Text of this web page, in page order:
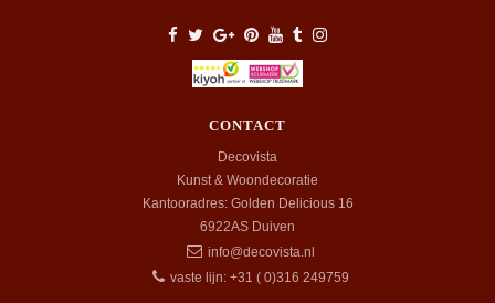
CONTACT
Decovista
Kunst & Woondecoratie
Kantooradres: Golden Delicious 16
6922AS Duiven
info@decovista.nl
vaste lijn: +31 ( 0)316 249759